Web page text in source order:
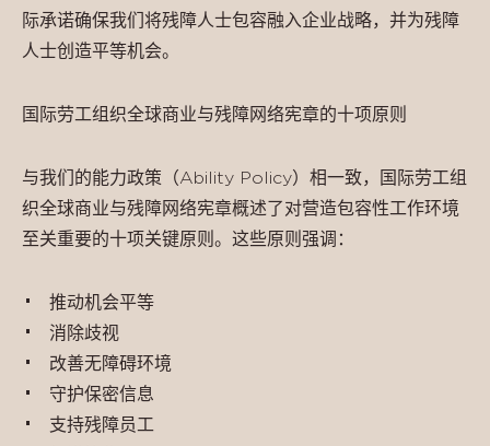
际承诺确保我们将残障人士包容融入企业战略，并为残障
人士创造平等机会。
国际劳工组织全球商业与残障网络宪章的十项原则
与我们的能力政策（Ability Policy）相一致，国际劳工组
织全球商业与残障网络宪章概述了对营造包容性工作环境
至关重要的十项关键原则。这些原则强调：
推动机会平等
消除歧视
改善无障碍环境
守护保密信息
支持残障员工